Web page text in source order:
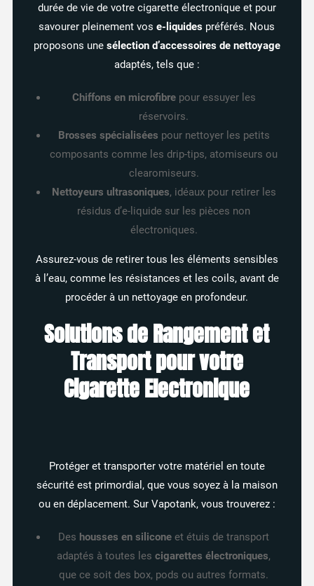
16 avis
durée de vie de votre cigarette électronique et pour
savourer pleinement vose-liquides préférés. Nous
proposons une sélection d’accessoires de nettoyage
adaptés, tels que :
Chiffons en microfibrepour essuyer les
réservoirs.
Brosses spécialisées pour nettoyer les petits
composants comme les drip-tips, atomiseurs ou
clearomiseurs.
Nettoyeurs ultrasoniques, idéaux pour retirer les
résidus d’e-liquide sur les pièces non
électroniques.
Assurez-vous de retirer tous les éléments sensibles
à l’eau, comme les résistances et les coils, avant de
procéder à un nettoyage en profondeur.
Solutions de Rangement et
Transport pour votre
Cigarette Electronique
Protéger et transporter votre matériel en toute
sécurité est primordial, que vous soyez à la maison
ou en déplacement. Sur Vapotank, vous trouverez :
Des housses en silicone et étuis de transport
adaptés à toutes lescigarettes électroniques,
que ce soit des box, pods ou autres formats.